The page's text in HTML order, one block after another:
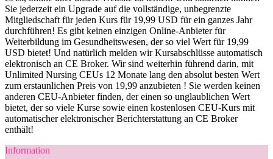
Sie jederzeit ein Upgrade auf die vollständige, unbegrenzte
Mitgliedschaft für jeden Kurs für 19,99 USD für ein ganzes Jahr
durchführen! Es gibt keinen einzigen Online-Anbieter für
Weiterbildung im Gesundheitswesen, der so viel Wert für 19,99
USD bietet! Und natürlich melden wir Kursabschlüsse automatisch
elektronisch an CE Broker. Wir sind weiterhin führend darin, mit
Unlimited Nursing CEUs 12 Monate lang den absolut besten Wert
zum erstaunlichen Preis von 19,99 anzubieten ! Sie werden keinen
anderen CEU-Anbieter finden, der einen so unglaublichen Wert
bietet, der so viele Kurse sowie einen kostenlosen CEU-Kurs mit
automatischer elektronischer Berichterstattung an CE Broker
enthält!
Information